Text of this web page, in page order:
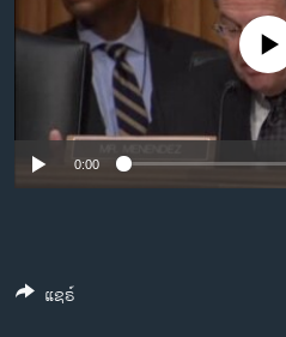
ເອເຊຍ
ອິດສະຫຼະພາບດ້ານການຂ່າວ
ຊີວິດຊາວລາວ
ຊຸມຊົນຊາວລາວ
ວິທະຍາສາດ-ເທັກໂນໂລຈີ
ພາສາອັງກິດ
No media source
0:00
ແຊຣ໌